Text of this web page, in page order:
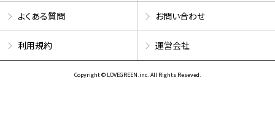
よくある質問
お問い合わせ
利用規約 運営会社
Copyright © LOVEGREEN.inc. All Rights Reseved.